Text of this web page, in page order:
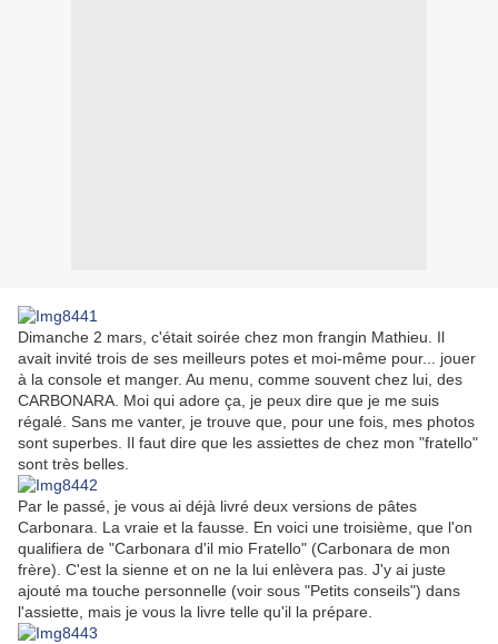
Dimanche 2 mars, c'était soirée chez mon frangin Mathieu. Il
avait invité trois de ses meilleurs potes et moi-même pour... jouer
à la console et manger. Au menu, comme souvent chez lui, des
CARBONARA. Moi qui adore ça, je peux dire que je me suis
régalé. Sans me vanter, je trouve que, pour une fois, mes photos
sont superbes. Il faut dire que les assiettes de chez mon "fratello"
sont très belles.
Par le passé, je vous ai déjà livré deux versions de pâtes
Carbonara. La vraie et la fausse. En voici une troisième, que l'on
qualifiera de "Carbonara d'il mio Fratello" (Carbonara de mon
frère). C'est la sienne et on ne la lui enlèvera pas. J'y ai juste
ajouté ma touche personnelle (voir sous "Petits conseils") dans
l'assiette, mais je vous la livre telle qu'il la prépare.